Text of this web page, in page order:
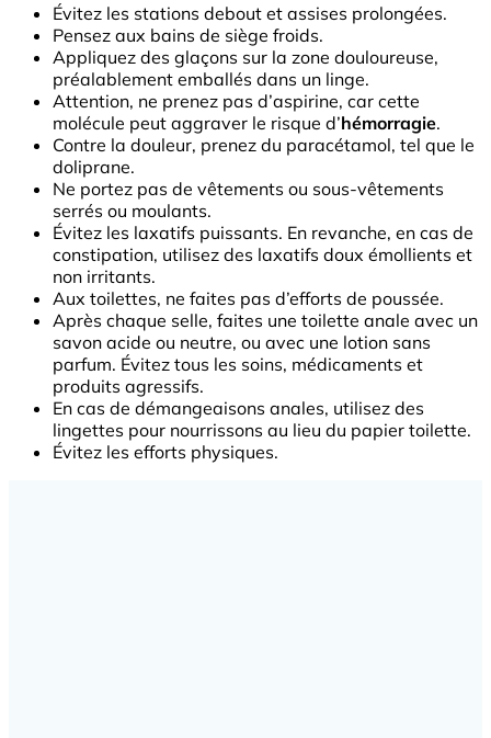
Évitez les stations debout et assises prolongées.
Pensez aux bains de siège froids.
Appliquez des glaçons sur la zone douloureuse,
préalablement emballés dans un linge.
Attention, ne prenez pas d’aspirine, car cette
molécule peut aggraver le risque d’hémorragie.
Contre la douleur, prenez du paracétamol, tel que le
doliprane.
Ne portez pas de vêtements ou sous-vêtements
serrés ou moulants.
Évitez les laxatifs puissants. En revanche, en cas de
constipation, utilisez des laxatifs doux émollients et
non irritants.
Aux toilettes, ne faites pas d’efforts de poussée.
Après chaque selle, faites une toilette anale avec un
savon acide ou neutre, ou avec une lotion sans
parfum. Évitez tous les soins, médicaments et
produits agressifs.
En cas de démangeaisons anales, utilisez des
lingettes pour nourrissons au lieu du papier toilette.
Évitez les efforts physiques.